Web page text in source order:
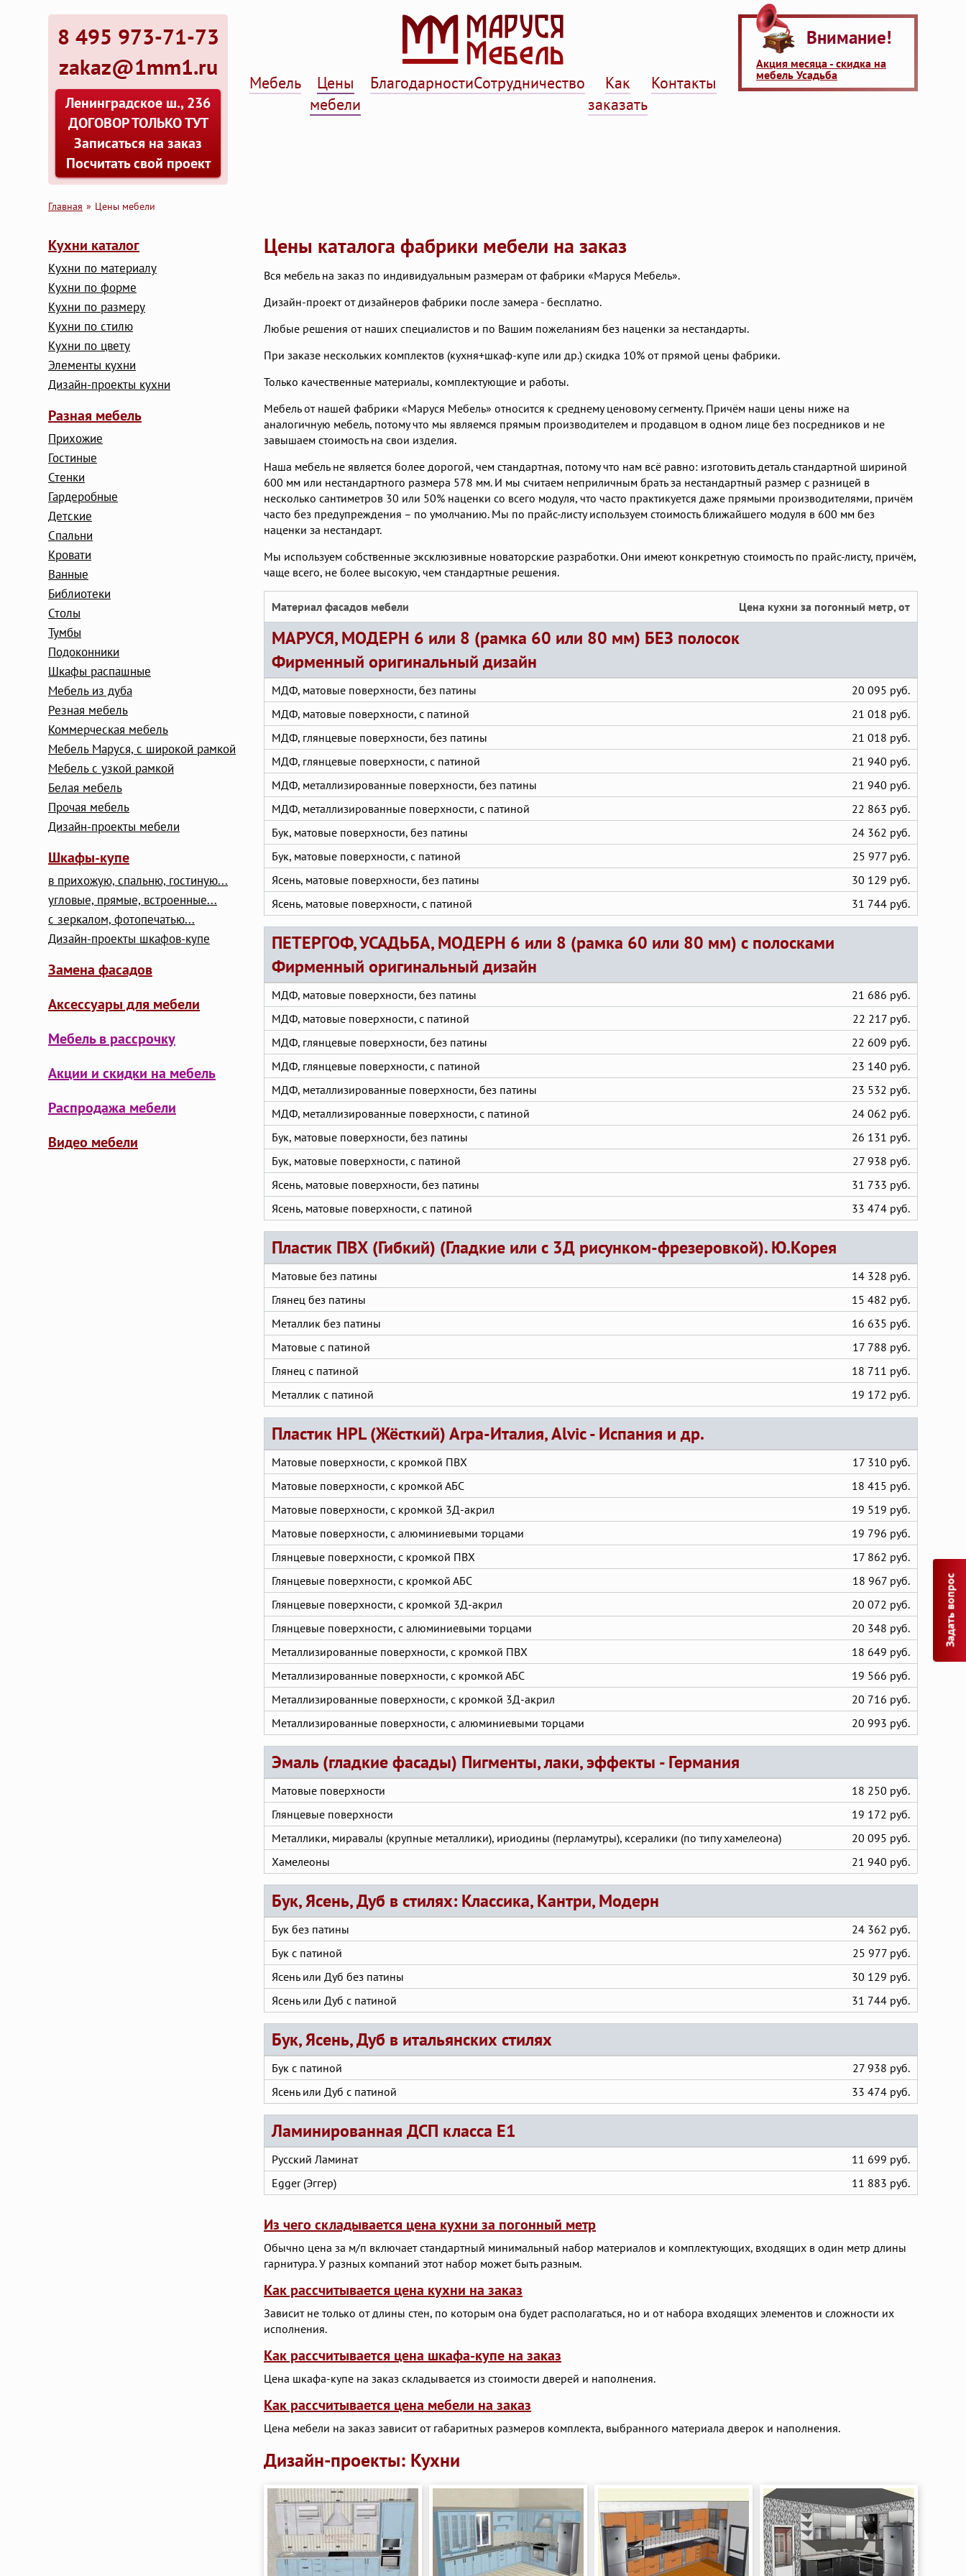
8 495 973-71-73
zakaz@1mm1.ru
Ленинградское ш., 236
ДОГОВОР ТОЛЬКО ТУТ
Записаться на заказ
Посчитать свой проект
Мебель
Цены
мебели
БлагодарностиСотрудничество
Как
заказать
Контакты
Внимание!
Акция месяца - скидка на
мебель Усадьба
Главная Цены мебели
Кухни каталог
Кухни по материалу
Кухни по форме
Кухни по размеру
Кухни по стилю
Кухни по цвету
Элементы кухни
Дизайн-проекты кухни
Разная мебель
Прихожие
Гостиные
Стенки
Гардеробные
Детские
Cпальни
Кровати
Ванные
Библиотеки
Столы
Тумбы
Подоконники
Шкафы распашные
Мебель из дуба
Резная мебель
Коммерческая мебель
Мебель Маруся, с широкой рамкой
Мебель с узкой рамкой
Белая мебель
Прочая мебель
Дизайн-проекты мебели
Шкафы-купе
в прихожую, спальню, гостиную...
угловые, прямые, встроенные...
с зеркалом, фотопечатью...
Дизайн-проекты шкафов-купе
Замена фасадов
Аксессуары для мебели
Мебель в рассрочку
Акции и скидки на мебель
Распродажа мебели
Видео мебели
Цены каталога фабрики мебели на заказ
Вся мебель на заказ по индивидуальным размерам от фабрики «Маруся Мебель».
Дизайн-проект от дизайнеров фабрики после замера - бесплатно.
Любые решения от наших специалистов и по Вашим пожеланиям без наценки за нестандарты.
При заказе нескольких комплектов (кухня+шкаф-купе или др.) скидка 10% от прямой цены фабрики.
Только качественные материалы, комплектующие и работы.
Мебель от нашей фабрики «Маруся Мебель» относится к среднему ценовому сегменту. Причём наши цены ниже на
аналогичную мебель, потому что мы являемся прямым производителем и продавцом в одном лице без посредников и не
завышаем стоимость на свои изделия.
Наша мебель не является более дорогой, чем стандартная, потому что нам всё равно: изготовить деталь стандартной шириной
600 мм или нестандартного размера 578 мм. И мы считаем неприличным брать за нестандартный размер с разницей в
несколько сантиметров 30 или 50% наценки со всего модуля, что часто практикуется даже прямыми производителями, причём
часто без предупреждения – по умолчанию. Мы по прайс-листу используем стоимость ближайшего модуля в 600 мм без
наценки за нестандарт.
Мы используем собственные эксклюзивные новаторские разработки. Они имеют конкретную стоимость по прайс-листу, причём,
чаще всего, не более высокую, чем стандартные решения.
Материал фасадов мебели Цена кухни за погонный метр, от
МАРУСЯ, МОДЕРН 6 или 8 (рамка 60 или 80 мм) БЕЗ полосок
Фирменный оригинальный дизайн
МДФ, матовые поверхности, без патины
20 095 руб.
МДФ, матовые поверхности, с патиной
21 018 руб.
МДФ, глянцевые поверхности, без патины
21 018 руб.
МДФ, глянцевые поверхности, с патиной
21 940 руб.
МДФ, металлизированные поверхности, без патины
21 940 руб.
МДФ, металлизированные поверхности, с патиной
22 863 руб.
Бук, матовые поверхности, без патины
24 362 руб.
Бук, матовые поверхности, с патиной
25 977 руб.
Ясень, матовые поверхности, без патины
30 129 руб.
Ясень, матовые поверхности, с патиной
31 744 руб.
ПЕТЕРГОФ, УСАДЬБА, МОДЕРН 6 или 8 (рамка 60 или 80 мм) с полосками
Фирменный оригинальный дизайн
МДФ, матовые поверхности, без патины
21 686 руб.
МДФ, матовые поверхности, с патиной
22 217 руб.
МДФ, глянцевые поверхности, без патины
22 609 руб.
МДФ, глянцевые поверхности, с патиной
23 140 руб.
МДФ, металлизированные поверхности, без патины
23 532 руб.
МДФ, металлизированные поверхности, с патиной
24 062 руб.
Бук, матовые поверхности, без патины
26 131 руб.
Бук, матовые поверхности, с патиной
27 938 руб.
Ясень, матовые поверхности, без патины
31 733 руб.
Ясень, матовые поверхности, с патиной
33 474 руб.
Пластик ПВХ (Гибкий) (Гладкие или с 3Д рисунком-фрезеровкой). Ю.Корея
Матовые без патины
14 328 руб.
Глянец без патины
15 482 руб.
Металлик без патины
16 635 руб.
Матовые с патиной
17 788 руб.
Глянец с патиной
18 711 руб.
Металлик с патиной
19 172 руб.
Пластик HPL (Жёсткий) Arpa-Италия, Alvic - Испания и др.
Матовые поверхности, с кромкой ПВХ
17 310 руб.
Матовые поверхности, с кромкой АБС
18 415 руб.
Матовые поверхности, с кромкой 3Д-акрил
19 519 руб.
Матовые поверхности, с алюминиевыми торцами
19 796 руб.
Глянцевые поверхности, с кромкой ПВХ
17 862 руб.
Глянцевые поверхности, с кромкой АБС
18 967 руб.
Глянцевые поверхности, с кромкой 3Д-акрил
20 072 руб.
Глянцевые поверхности, с алюминиевыми торцами
20 348 руб.
Металлизированные поверхности, с кромкой ПВХ
18 649 руб.
Металлизированные поверхности, с кромкой АБС
19 566 руб.
Металлизированные поверхности, с кромкой 3Д-акрил
20 716 руб.
Металлизированные поверхности, с алюминиевыми торцами
20 993 руб.
Эмаль (гладкие фасады) Пигменты, лаки, эффекты - Германия
Матовые поверхности
18 250 руб.
Глянцевые поверхности
19 172 руб.
Металлики, миравалы (крупные металлики), ириодины (перламутры), ксералики (по типу хамелеона)
20 095 руб.
Хамелеоны
21 940 руб.
Бук, Ясень, Дуб в стилях: Классика, Кантри, Модерн
Бук без патины
24 362 руб.
Бук с патиной
25 977 руб.
Ясень или Дуб без патины
30 129 руб.
Ясень или Дуб с патиной
31 744 руб.
Бук, Ясень, Дуб в итальянских стилях
Бук с патиной
27 938 руб.
Ясень или Дуб с патиной
33 474 руб.
Ламинированная ДСП класса E1
Русский Ламинат
11 699 руб.
Egger (Эггер)
11 883 руб.
Из чего складывается цена кухни за погонный метр
Обычно цена за м/п включает стандартный минимальный набор материалов и комплектующих, входящих в один метр длины
гарнитура. У разных компаний этот набор может быть разным.
Как рассчитывается цена кухни на заказ
Зависит не только от длины стен, по которым она будет располагаться, но и от набора входящих элементов и сложности их
исполнения.
Как рассчитывается цена шкафа-купе на заказ
Цена шкафа-купе на заказ складывается из стоимости дверей и наполнения.
Как рассчитывается цена мебели на заказ
Цена мебели на заказ зависит от габаритных размеров комплекта, выбранного материала дверок и наполнения.
Дизайн-проекты: Кухни
Задать вопрос